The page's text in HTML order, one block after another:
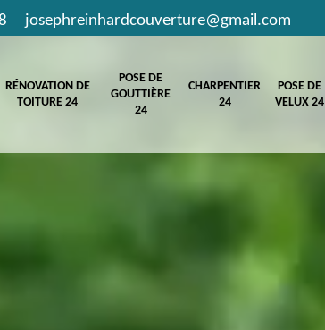
josephreinhardcouverture@gmail.com
RÉNOVATION DE
TOITURE 24
POSE DE
GOUTTIÈRE
24
CHARPENTIER
24
POSE DE
VELUX 24